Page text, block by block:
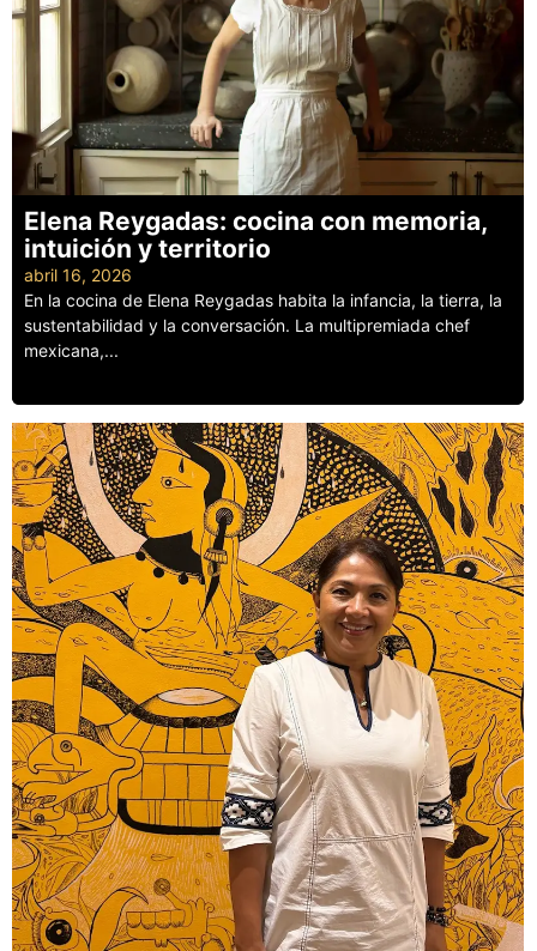
Elena Reygadas: cocina con memoria,
intuición y territorio
abril 16, 2026
En la cocina de Elena Reygadas habita la infancia, la tierra, la
sustentabilidad y la conversación. La multipremiada chef
mexicana,...